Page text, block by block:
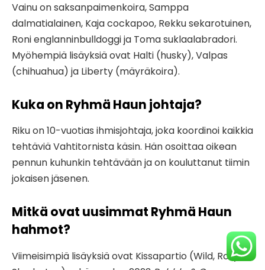
Vainu on saksanpaimenkoira, Samppa
dalmatialainen, Kaja cockapoo, Rekku sekarotuinen,
Roni englanninbulldoggi ja Toma suklaalabradori.
Myöhempiä lisäyksiä ovat Halti (husky), Valpas
(chihuahua) ja Liberty (mäyräkoira).
Kuka on Ryhmä Haun johtaja?
Riku on 10-vuotias ihmisjohtaja, joka koordinoi kaikkia
tehtäviä Vahtitornista käsin. Hän osoittaa oikean
pennun kuhunkin tehtävään ja on kouluttanut tiimin
jokaisen jäsenen.
Mitkä ovat uusimmat Ryhmä Haun
hahmot?
Viimeisimpiä lisäyksiä ovat Kissapartio (Wild, Rory,